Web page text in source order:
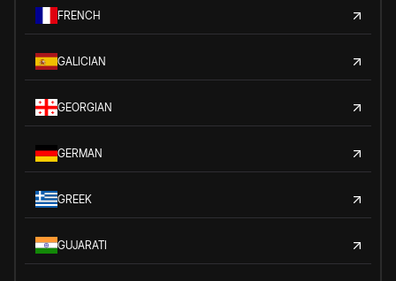
FRENCH
GALICIAN
GEORGIAN
GERMAN
GREEK
GUJARATI